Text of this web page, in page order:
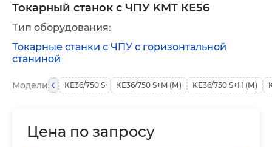
Токарный станок с ЧПУ KMT КЕ56
Цена по запросу
Модели КЕ36/750 S КЕ36/750 S+M (М) KE36/750 S+H (М)
Тип оборудования:
Токарные станки с ЧПУ с горизонтальной
станиной